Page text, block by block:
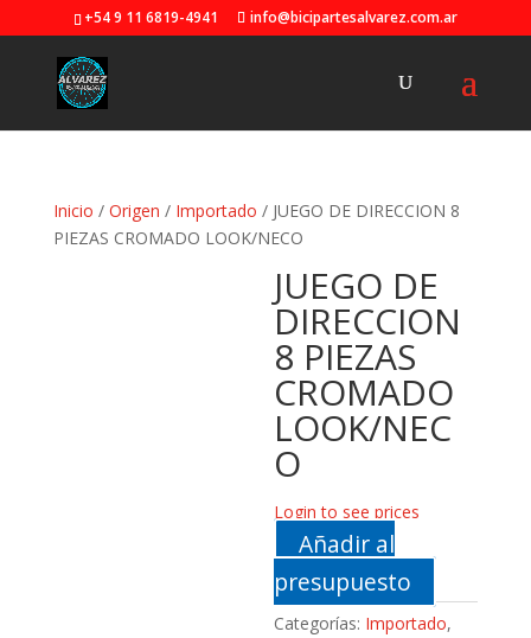
+54 9 11 6819-4941 info@bicipartesalvarez.com.ar
Inicio / Origen / Importado / JUEGO DE DIRECCION 8
PIEZAS CROMADO LOOK/NECO
JUEGO DE
DIRECCION
8 PIEZAS
CROMADO
LOOK/NEC
O
Login to see prices
Añadir al
presupuesto
Categorías: Importado,